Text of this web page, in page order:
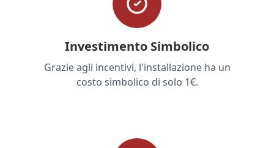
Investimento Simbolico
Grazie agli incentivi, l'installazione ha un
costo simbolico di solo 1€.